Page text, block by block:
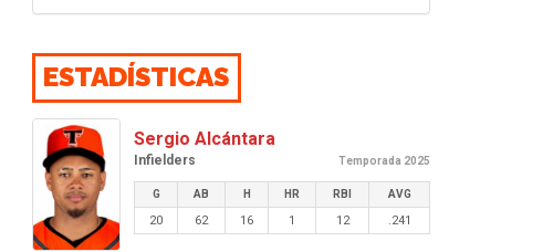
ESTADÍSTICAS
Sergio Alcántara
Infielders Temporada 2025
G AB H HR RBI AVG
20 62 16 1 12 .241